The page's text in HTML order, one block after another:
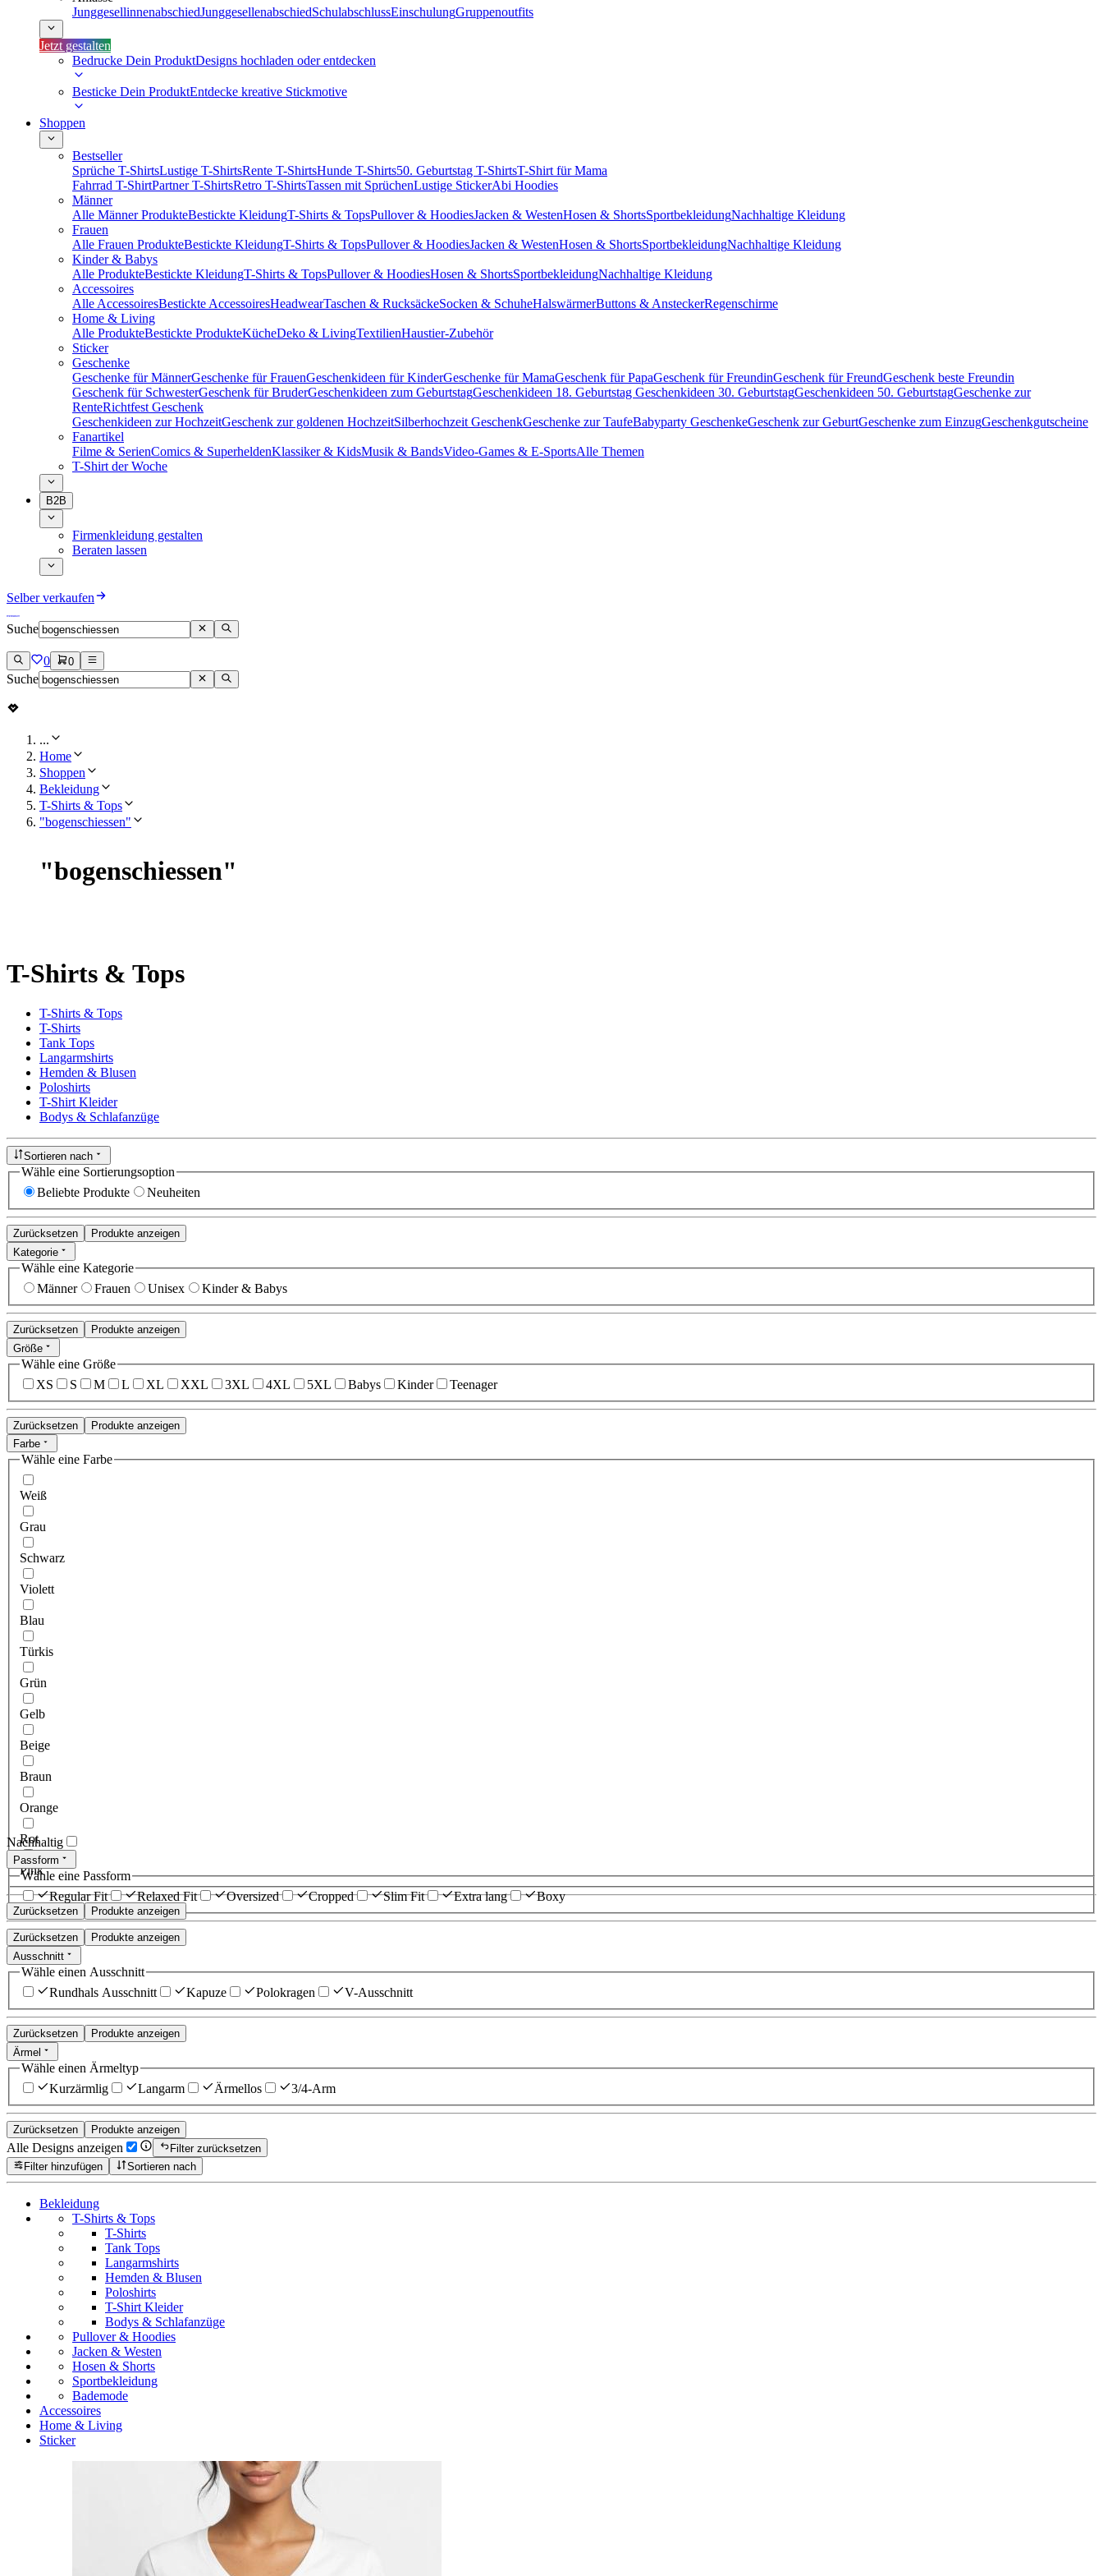
JunggesellinnenabschiedJunggesellenabschiedSchulabschlussEinschulungGruppenoutfits
Jetzt gestalten
Bedrucke Dein ProduktDesigns hochladen oder entdecken
Besticke Dein ProduktEntdecke kreative Stickmotive
Shoppen
Bestseller
Sprüche T-ShirtsLustige T-ShirtsRente T-ShirtsHunde T-Shirts50. Geburtstag T-ShirtsT-Shirt für Mama
Fahrrad T-ShirtPartner T-ShirtsRetro T-ShirtsTassen mit SprüchenLustige StickerAbi Hoodies
Männer
Alle Männer ProdukteBestickte KleidungT-Shirts & TopsPullover & HoodiesJacken & WestenHosen & ShortsSportbekleidungNachhaltige Kleidung
Frauen
Alle Frauen ProdukteBestickte KleidungT-Shirts & TopsPullover & HoodiesJacken & WestenHosen & ShortsSportbekleidungNachhaltige Kleidung
Kinder & Babys
Alle ProdukteBestickte KleidungT-Shirts & TopsPullover & HoodiesHosen & ShortsSportbekleidungNachhaltige Kleidung
Accessoires
Alle AccessoiresBestickte AccessoiresHeadwearTaschen & RucksäckeSocken & SchuheHalswärmerButtons & AnsteckerRegenschirme
Home & Living
Alle ProdukteBestickte ProdukteKücheDeko & LivingTextilienHaustier-Zubehör
Sticker
Geschenke
Geschenke für MännerGeschenke für FrauenGeschenkideen für KinderGeschenke für MamaGeschenk für PapaGeschenk für FreundinGeschenk für FreundGeschenk beste Freundin
Geschenk für SchwesterGeschenk für BruderGeschenkideen zum GeburtstagGeschenkideen 18. Geburtstag Geschenkideen 30. GeburtstagGeschenkideen 50. GeburtstagGeschenke zur
RenteRichtfest Geschenk
Geschenkideen zur HochzeitGeschenk zur goldenen HochzeitSilberhochzeit GeschenkGeschenke zur TaufeBabyparty GeschenkeGeschenk zur GeburtGeschenke zum EinzugGeschenkgutscheine
Fanartikel
Filme & SerienComics & SuperheldenKlassiker & KidsMusik & BandsVideo-Games & E-SportsAlle Themen
T-Shirt der Woche
B2B
Firmenkleidung gestalten
Beraten lassen
Selber verkaufen
Suche
0 0
Suche
...
Home
Shoppen
Bekleidung
T-Shirts & Tops
"bogenschiessen"
"bogenschiessen"
T-Shirts & Tops
T-Shirts & Tops
T-Shirts
Tank Tops
Langarmshirts
Hemden & Blusen
Poloshirts
T-Shirt Kleider
Bodys & Schlafanzüge
Sortieren nach
Wähle eine Sortierungsoption
Beliebte Produkte
Neuheiten
Zurücksetzen
Produkte anzeigen
Kategorie
Wähle eine Kategorie
Männer
Frauen Unisex Kinder & Babys
Zurücksetzen
Produkte anzeigen
Größe
Wähle eine Größe
XS
S M L XL XXL 3XL 4XL 5XL Babys Kinder Teenager
Zurücksetzen
Produkte anzeigen
Farbe
Wähle eine Farbe
Weiß
Grau
Schwarz
Violett
Blau
Türkis
Grün
Gelb
Beige
Braun
Orange
Rot
Pink
Zurücksetzen Produkte anzeigen
Nachhaltig
Passform
Wähle eine Passform
Regular Fit
Relaxed Fit Oversized Cropped Slim Fit Extra lang Boxy
Zurücksetzen
Produkte anzeigen
Ausschnitt
Wähle einen Ausschnitt
Rundhals Ausschnitt
Kapuze Polokragen V-Ausschnitt
Zurücksetzen
Produkte anzeigen
Ärmel
Wähle einen Ärmeltyp
Kurzärmlig
Langarm Ärmellos 3/4-Arm
Zurücksetzen Produkte anzeigen
Alle Designs anzeigen
Filter zurücksetzen
Filter hinzufügen
Sortieren nach
Bekleidung
T-Shirts & Tops
T-Shirts
Tank Tops
Langarmshirts
Hemden & Blusen
Poloshirts
T-Shirt Kleider
Bodys & Schlafanzüge
Pullover & Hoodies
Jacken & Westen
Hosen & Shorts
Sportbekleidung
Bademode
Accessoires
Home & Living
Sticker